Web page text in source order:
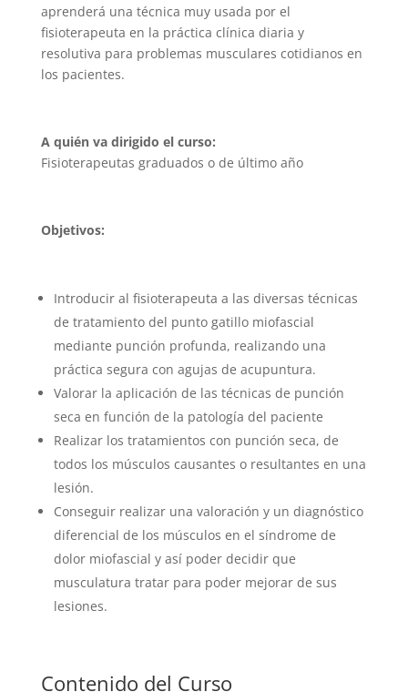
aprenderá una técnica muy usada por el
fisioterapeuta en la práctica clínica diaria y
resolutiva para problemas musculares cotidianos en
los pacientes.
A quién va dirigido el curso:
Fisioterapeutas graduados o de último año
Objetivos:
Introducir al fisioterapeuta a las diversas técnicas
de tratamiento del punto gatillo miofascial
mediante punción profunda, realizando una
práctica segura con agujas de acupuntura.
Valorar la aplicación de las técnicas de punción
seca en función de la patología del paciente
Realizar los tratamientos con punción seca, de
todos los músculos causantes o resultantes en una
lesión.
Conseguir realizar una valoración y un diagnóstico
diferencial de los músculos en el síndrome de
dolor miofascial y así poder decidir que
musculatura tratar para poder mejorar de sus
lesiones.
Contenido del Curso